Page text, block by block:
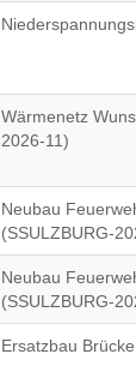
Wärmenetz
2026-11)
Neubau
(SSULZBURG-
Neubau
(SSULZBURG-
Ersatzbau